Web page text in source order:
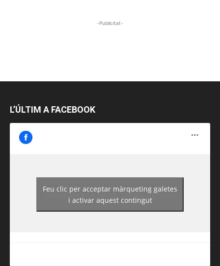
-Publicitat-
L’ÚLTIM A FACEBOOK
https://www.facebook.com/guiadereus/
Feu clic per acceptar màrqueting galetes
i activar aquest contingut